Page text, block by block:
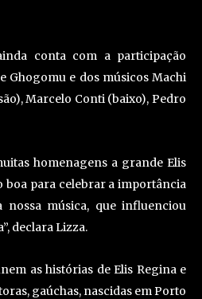
conta com a participação
Ghogomu e dos músicos Machi
Marcelo Conti (baixo), Pedro
homenagens a grande Elis
boa para celebrar a importância
nossa música, que influenciou
declara Lizza.
as histórias de Elis Regina e
gaúchas, nascidas em Porto